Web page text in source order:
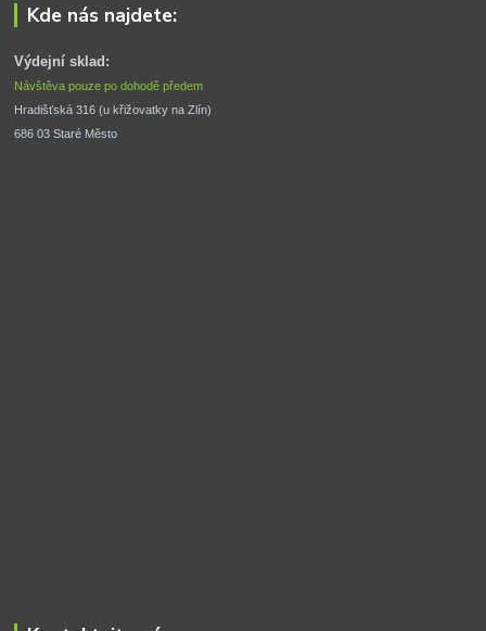
Kde nás najdete:
Výdejní sklad:
Návštěva pouze po dohodě předem
Hradišťská 316 (u křižovatky na Zlín)
686 03 Staré Město